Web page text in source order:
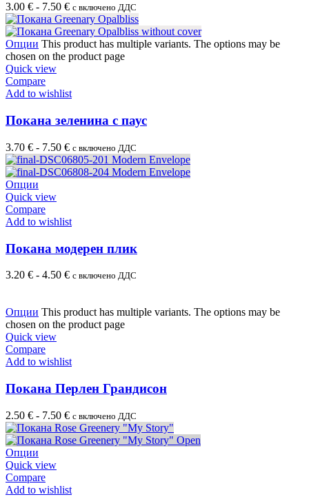
3.00 € - 7.50 € с включено ДДС
Опции This product has multiple variants. The options may be
chosen on the product page
Quick view
Compare
Add to wishlist
Покана зеленина с паус
3.70 € - 7.50 € с включено ДДС
Опции
Quick view
Compare
Add to wishlist
Покана модерен плик
3.20 € - 4.50 € с включено ДДС
Опции This product has multiple variants. The options may be
chosen on the product page
Quick view
Compare
Add to wishlist
Покана Перлен Грандисон
2.50 € - 7.50 € с включено ДДС
Опции
Quick view
Compare
Add to wishlist